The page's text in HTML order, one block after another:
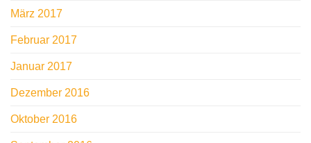
März 2017
Februar 2017
Januar 2017
Dezember 2016
Oktober 2016